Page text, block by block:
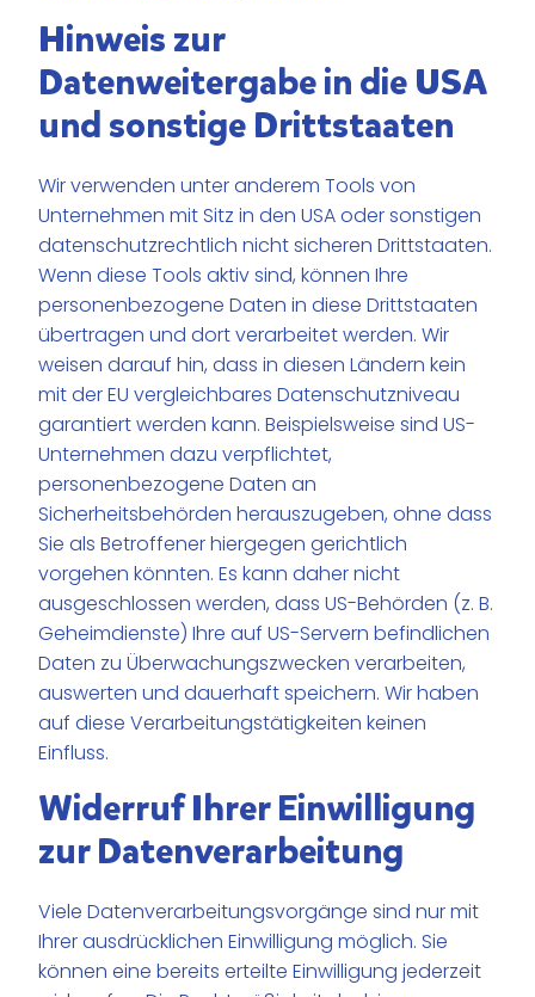
Hinweis zur
Datenweitergabe in die USA
und sonstige Drittstaaten
Wir verwenden unter anderem Tools von
Unternehmen mit Sitz in den USA oder sonstigen
datenschutzrechtlich nicht sicheren Drittstaaten.
Wenn diese Tools aktiv sind, können Ihre
personenbezogene Daten in diese Drittstaaten
übertragen und dort verarbeitet werden. Wir
weisen darauf hin, dass in diesen Ländern kein
mit der EU vergleichbares Datenschutzniveau
garantiert werden kann. Beispielsweise sind US-
Unternehmen dazu verpflichtet,
personenbezogene Daten an
Sicherheitsbehörden herauszugeben, ohne dass
Sie als Betroffener hiergegen gerichtlich
vorgehen könnten. Es kann daher nicht
ausgeschlossen werden, dass US-Behörden (z. B.
Geheimdienste) Ihre auf US-Servern befindlichen
Daten zu Überwachungszwecken verarbeiten,
auswerten und dauerhaft speichern. Wir haben
auf diese Verarbeitungstätigkeiten keinen
Einfluss.
Widerruf Ihrer Einwilligung
zur Datenverarbeitung
Viele Datenverarbeitungsvorgänge sind nur mit
Ihrer ausdrücklichen Einwilligung möglich. Sie
können eine bereits erteilte Einwilligung jederzeit